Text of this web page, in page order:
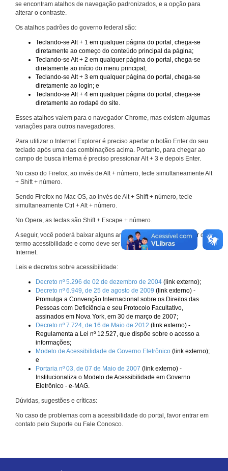
se encontram atalhos de navegação padronizados, e a opção para
alterar o contraste.
Os atalhos padrões do governo federal são:
Teclando-se Alt + 1 em qualquer página do portal, chega-se
diretamente ao começo do conteúdo principal da página;
Teclando-se Alt + 2 em qualquer página do portal, chega-se
diretamente ao início do menu principal;
Teclando-se Alt + 3 em qualquer página do portal, chega-se
diretamente ao login; e
Teclando-se Alt + 4 em qualquer página do portal, chega-se
diretamente ao rodapé do site.
Esses atalhos valem para o navegador Chrome, mas existem algumas
variações para outros navegadores.
Para utilizar o Internet Explorer é preciso apertar o botão Enter do seu
teclado após uma das combinações acima. Portanto, para chegar ao
campo de busca interna é preciso pressionar Alt + 3 e depois Enter.
No caso do Firefox, ao invés de Alt + número, tecle simultaneamente Alt
+ Shift + número.
Sendo Firefox no Mac OS, ao invés de Alt + Shift + número, tecle
simultaneamente Ctrl + Alt + número.
No Opera, as teclas são Shift + Escape + número.
A seguir, você poderá baixar alguns arquivos que explicam melhor o
termo acessibilidade e como deve ser implementado nos sites da
Internet.
Leis e decretos sobre acessibilidade:
Decreto nº 5.296 de 02 de dezembro de 2004 (link externo);
Decreto nº 6.949, de 25 de agosto de 2009 (link externo) -
Promulga a Convenção Internacional sobre os Direitos das
Pessoas com Deficiência e seu Protocolo Facultativo,
assinados em Nova York, em 30 de março de 2007;
Decreto nº 7.724, de 16 de Maio de 2012 (link externo) -
Regulamenta a Lei nº 12.527, que dispõe sobre o acesso a
informações;
Modelo de Acessibilidade de Governo Eletrônico (link externo);
e
Portaria nº 03, de 07 de Maio de 2007 (link externo) -
Institucionaliza o Modelo de Acessibilidade em Governo
Eletrônico - e-MAG.
Dúvidas, sugestões e críticas:
No caso de problemas com a acessibilidade do portal, favor entrar em
contato pelo Suporte ou Fale Conosco.